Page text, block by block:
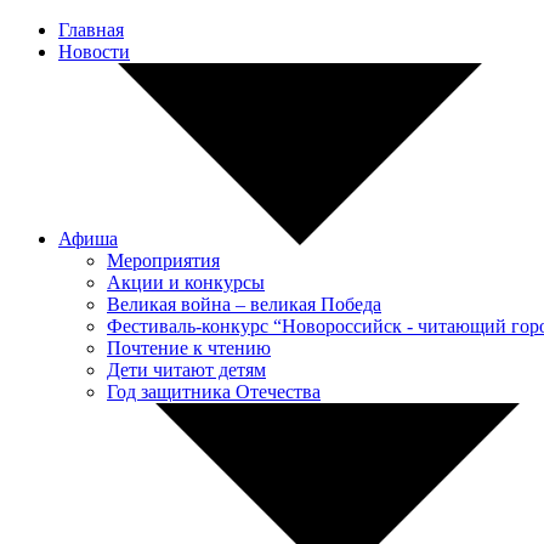
Главная
Новости
Афиша
Мероприятия
Акции и конкурсы
Великая война – великая Победа
Фестиваль-конкурс “Новороссийск - читающий
Почтение к чтению
Дети читают детям
Год защитника Отечества